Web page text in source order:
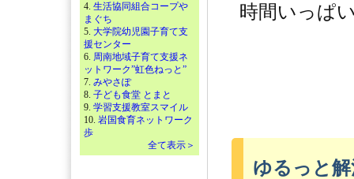
4. 生活協同組合コープや
まぐち
5. 大学院幼児園子育て支
援センター
6. 周南地域子育て支援ネ
ットワーク”虹色ねっと”
7. みやさぽ
8. 子ども食堂 とまと
9. 学習支援教室スマイル
10. 岩国食育ネットワーク
歩
全て表示＞
時間いっぱ
ゆるっと